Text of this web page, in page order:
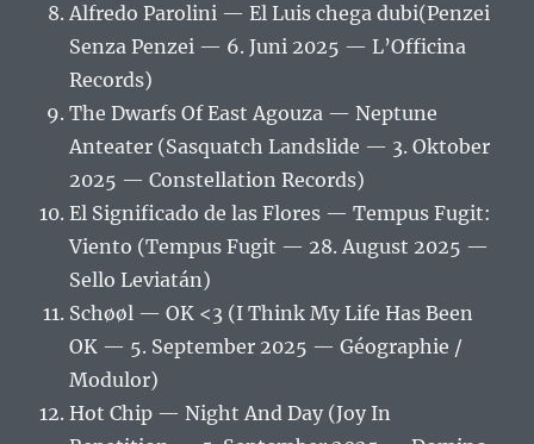
Alfredo Parolini — El Luis chega dubi(Penzei
Senza Penzei — 6. Juni 2025 — L’Officina
Records)
The Dwarfs Of East Agouza — Neptune
Anteater (Sasquatch Landslide — 3. Oktober
2025 — Constellation Records)
El Significado de las Flores — Tempus Fugit:
Viento (Tempus Fugit — 28. August 2025 —
Sello Leviatán)
Schøøl — OK <3 (I Think My Life Has Been
OK — 5. September 2025 — Géographie /
Modulor)
Hot Chip — Night And Day (Joy In